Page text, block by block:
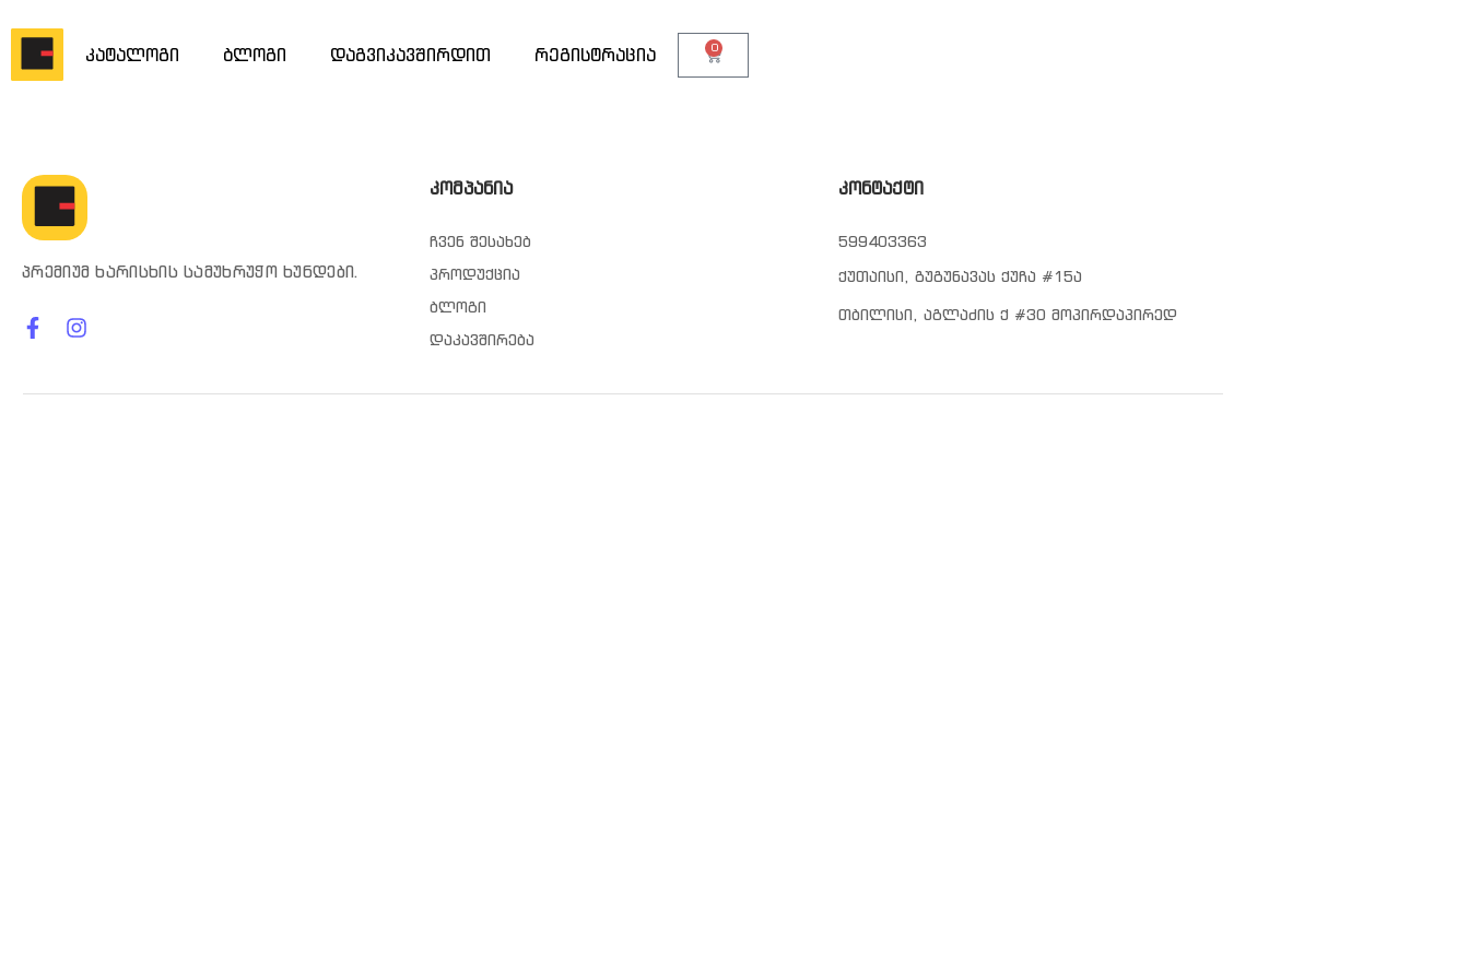
კატალოგი ბლოგი დაგვიკავშირდით რეგისტრაცია 0
პრემიუმ ხარისხის სამუხრუჭო ხუნდები.
კომპანია
ჩვენ შესახებ
პროდუქცია
ბლოგი
დაკავშირება
კონტაქტი
599403363
ქუთაისი, გუგუნავას ქუჩა #15ა
თბილისი, აგლაძის ქ #30 მოპირდაპირედ